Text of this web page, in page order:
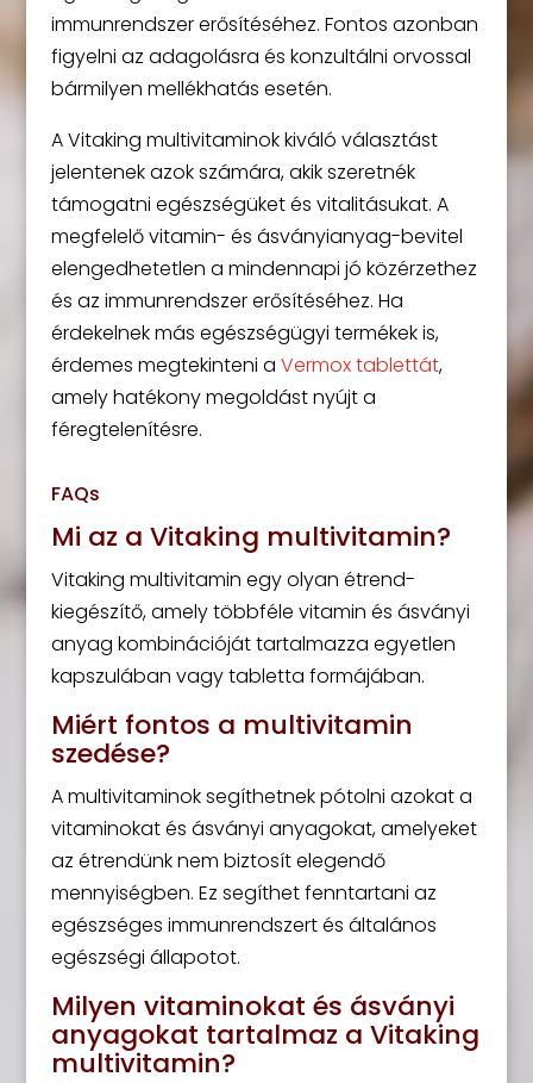
immunrendszer erősítéséhez. Fontos azonban
figyelni az adagolásra és konzultálni orvossal
bármilyen mellékhatás esetén.
A Vitaking multivitaminok kiváló választást
jelentenek azok számára, akik szeretnék
támogatni egészségüket és vitalitásukat. A
megfelelő vitamin- és ásványianyag-bevitel
elengedhetetlen a mindennapi jó közérzethez
és az immunrendszer erősítéséhez. Ha
érdekelnek más egészségügyi termékek is,
érdemes megtekinteni a Vermox tablettát,
amely hatékony megoldást nyújt a
féregtelenítésre.
FAQs
Mi az a Vitaking multivitamin?
Vitaking multivitamin egy olyan étrend-
kiegészítő, amely többféle vitamin és ásványi
anyag kombinációját tartalmazza egyetlen
kapszulában vagy tabletta formájában.
Miért fontos a multivitamin
szedése?
A multivitaminok segíthetnek pótolni azokat a
vitaminokat és ásványi anyagokat, amelyeket
az étrendünk nem biztosít elegendő
mennyiségben. Ez segíthet fenntartani az
egészséges immunrendszert és általános
egészségi állapotot.
Milyen vitaminokat és ásványi
anyagokat tartalmaz a Vitaking
multivitamin?